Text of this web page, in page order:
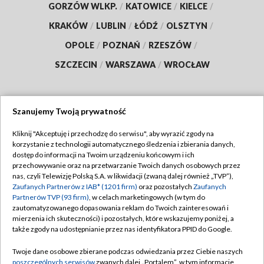
GORZÓW WLKP. / KATOWICE / KIELCE /
KRAKÓW / LUBLIN / ŁÓDŹ / OLSZTYN /
OPOLE / POZNAŃ / RZESZÓW /
SZCZECIN / WARSZAWA / WROCŁAW
TVP
Abonament TVP
Emisja w TVP
Centrum informacji TVP
Naziemna Telewizja Cyfrowa
Rada Programowa
Regulamin TVP
Polityka prywatności
Moje zgody
Pomoc
Szanujemy Twoją prywatność
Kliknij "Akceptuję i przechodzę do serwisu", aby wyrazić zgody na
korzystanie z technologii automatycznego śledzenia i zbierania danych,
dostęp do informacji na Twoim urządzeniu końcowym i ich
przechowywanie oraz na przetwarzanie Twoich danych osobowych przez
nas, czyli Telewizję Polską S.A. w likwidacji (zwaną dalej również „TVP”),
Zaufanych Partnerów z IAB* (1201 firm) oraz pozostałych Zaufanych
Partnerów TVP (93 firm), w celach marketingowych (w tym do
zautomatyzowanego dopasowania reklam do Twoich zainteresowań i
mierzenia ich skuteczności) i pozostałych, które wskazujemy poniżej, a
także zgody na udostępnianie przez nas identyfikatora PPID do Google.
Twoje dane osobowe zbierane podczas odwiedzania przez Ciebie naszych
poszczególnych serwisówzwanych dalej „Portalem”, w tym informacje